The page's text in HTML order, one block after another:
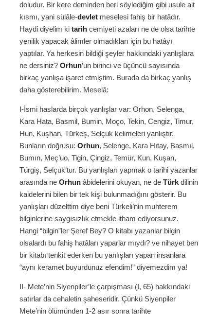
doludur. Bir kere deminden beri söylediğim gibi usule ait
kısmı, yani sülâle-devlet meselesi fahiş bir hatâdır.
Haydi diyelim ki tarih cemiyeti azaları ne de olsa tarihte
yenilik yapacak âlimler olmadıkları için bu hatâyı
yaptılar. Ya herkesin bildiği şeyler hakkındaki yanlışlara
ne dersiniz? Orhun’un birinci ve üçüncü sayısında
birkaç yanlışa işaret etmiştim. Burada da birkaç yanlış
daha gösterebilirim. Meselâ:
I-İsmi haslarda birçok yanlışlar var: Orhon, Selenga,
Kara Hata, Basmil, Bumin, Moço, Tekin, Cengiz, Timur,
Hun, Kuşhan, Türkeş, Selçuk kelimeleri yanlıştır.
Bunların doğrusu: Orhun, Selenge, Kara Hıtay, Basmıl,
Bumın, Meç’uo, Tigin, Çingiz, Temür, Kun, Kuşan,
Türgiş, Selçuk’tur. Bu yanlışları yapmak o tarihi yazanlar
arasında ne Orhun âbidelerini okuyan, ne de Türk dilinin
kaidelerini bilen bir tek kişi bulunmadığını gösterir. Bu
yanlışları düzelttim diye beni Türkeli’nin muhterem
bilginlerine saygısızlık etmekle itham ediyorsunuz.
Hangi “bilgin”ler Şeref Bey? O kitabı yazanlar bilgin
olsalardı bu fahiş hatâları yaparlar mıydı? ve nihayet ben
bir kitabı tenkit ederken bu yanlışları yapan insanlara
“aynı keramet buyurdunuz efendim!” diyemezdim ya!
II- Mete’nin Siyenpiler’le çarpışması (I, 65) hakkındaki
satırlar da cehaletin şaheseridir. Çünkü Siyenpiler
Mete’nin ölümünden 1-2 asır sonra tarihte